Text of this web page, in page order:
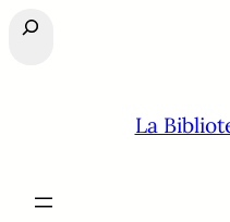
Buscar
La